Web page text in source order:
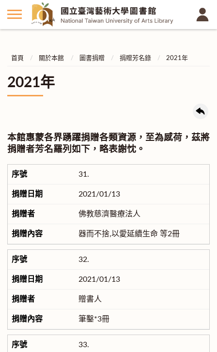
首頁 關於本館 圖書捐贈 捐贈芳名錄 2021年
2021年
本館惠蒙各界踴躍捐贈各類資源，至為感荷，茲將
捐贈者芳名羅列如下，略表謝忱。
31.
2021/01/13
佛教慈濟醫療法人
器而不捨,以愛延續生命 等2冊
32.
2021/01/13
贈書人
筆鑿*3冊
33.